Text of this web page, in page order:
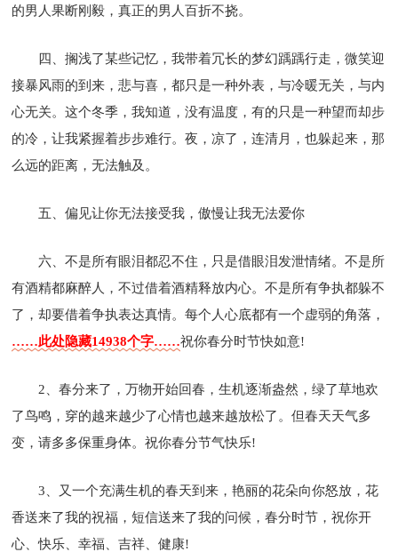
的男人果断刚毅，真正的男人百折不挠。
四、搁浅了某些记忆，我带着冗长的梦幻踽踽行走，微笑迎
接暴风雨的到来，悲与喜，都只是一种外表，与冷暖无关，与内
心无关。这个冬季，我知道，没有温度，有的只是一种望而却步
的冷，让我紧握着步步难行。夜，凉了，连清月，也躲起来，那
么远的距离，无法触及。
五、偏见让你无法接受我，傲慢让我无法爱你
六、不是所有眼泪都忍不住，只是借眼泪发泄情绪。不是所
有酒精都麻醉人，不过借着酒精释放内心。不是所有争执都躲不
了，却要借着争执表达真情。每个人心底都有一个虚弱的角落，
……此处隐藏14938个字……祝你春分时节快如意!
2、春分来了，万物开始回春，生机逐渐盎然，绿了草地欢
了鸟鸣，穿的越来越少了心情也越来越放松了。但春天天气多
变，请多多保重身体。祝你春分节气快乐!
3、又一个充满生机的春天到来，艳丽的花朵向你怒放，花
香送来了我的祝福，短信送来了我的问候，春分时节，祝你开
心、快乐、幸福、吉祥、健康!